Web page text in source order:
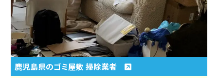
鹿児島県のゴミ屋敷 掃除業者